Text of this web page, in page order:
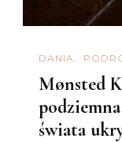
DANIA
Mønsted
świata